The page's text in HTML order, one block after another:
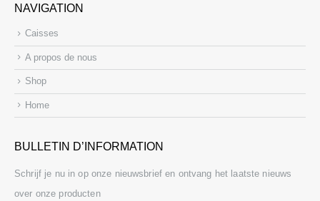
NAVIGATION
Caisses
A propos de nous
Shop
Home
BULLETIN D’INFORMATION
Schrijf je nu in op onze nieuwsbrief en ontvang het laatste nieuws
over onze producten